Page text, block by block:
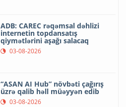
ADB: CAREC rəqəmsal dəhlizi
internetin topdansatış
qiymətlərini aşağı salacaq
03-08-2026
“ASAN AI Hub” növbəti çağırış
üzrə qalib həll müəyyən edib
03-08-2026